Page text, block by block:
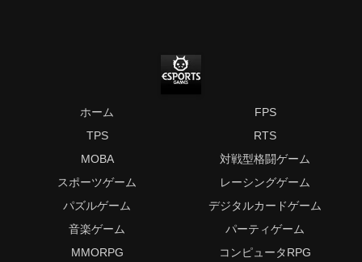
ホーム
FPS
TPS
RTS
MOBA
対戦型格闘ゲーム
スポーツゲーム
レーシングゲーム
パズルゲーム
デジタルカードゲーム
音楽ゲーム
パーティゲーム
MMORPG
コンピュータRPG